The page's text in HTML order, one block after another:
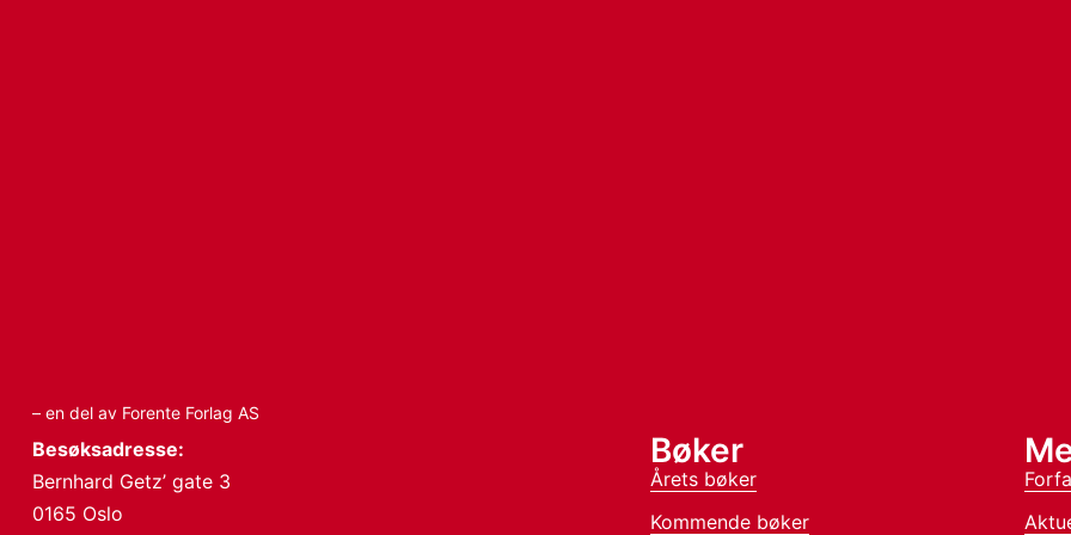
– en del av Forente Forlag AS
Besøksadresse:
Bernhard Getz’ gate 3
0165 Oslo
Bøker
Årets bøker
Kommende bøker